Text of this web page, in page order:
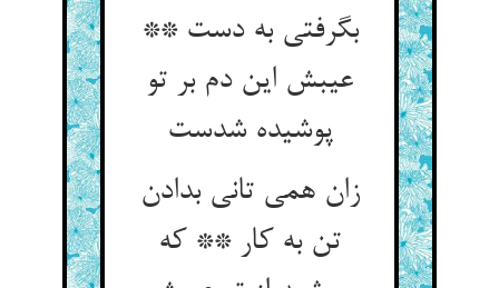
بگرفتی به دست **
عیبش این دم بر تو
پوشیده شدست
زان همی تانی بدادن
تن به کار ** که